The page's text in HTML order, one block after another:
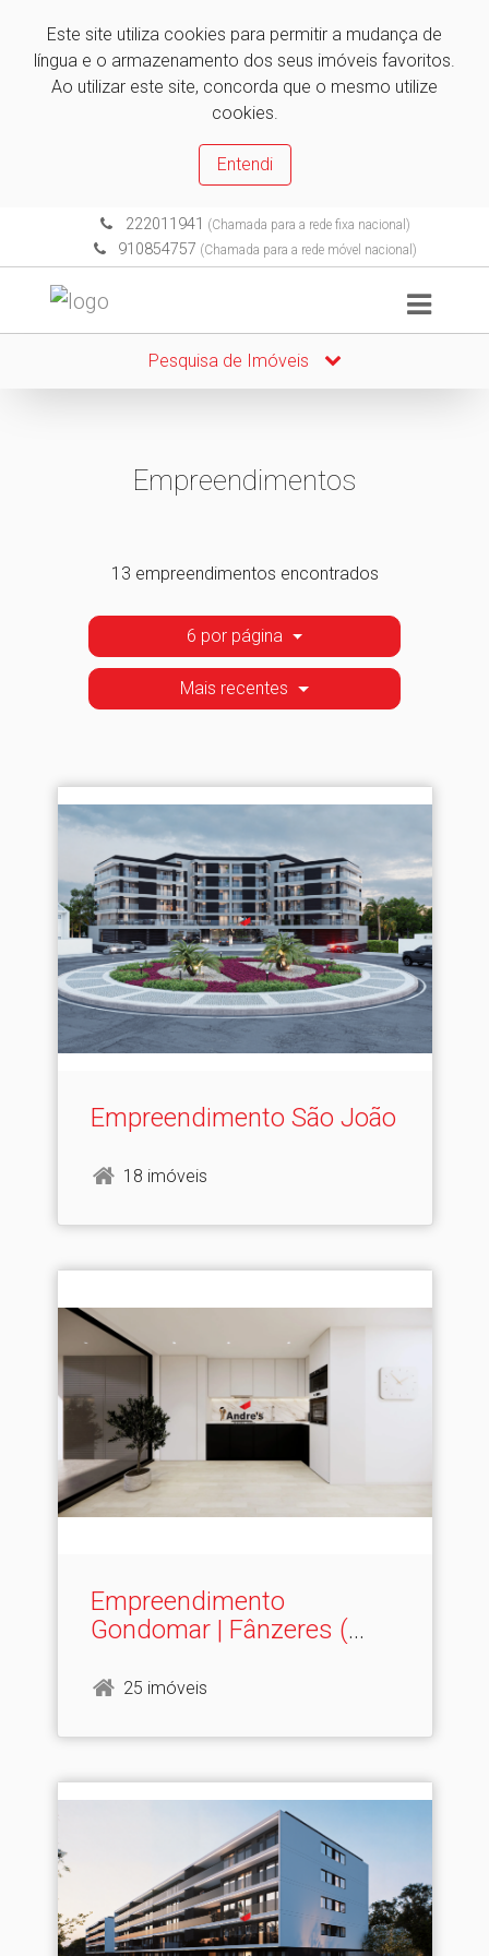
Este site utiliza cookies para permitir a mudança de
língua e o armazenamento dos seus imóveis favoritos.
Ao utilizar este site, concorda que o mesmo utilize
cookies.
Entendi
222011941 (Chamada para a rede fixa nacional)
910854757 (Chamada para a rede móvel nacional)
Pesquisa de Imóveis
Empreendimentos
13 empreendimentos encontrados
6 por página
Mais recentes
Empreendimento São João
18 imóveis
Empreendimento
Gondomar | Fânzeres (
25 imóveis